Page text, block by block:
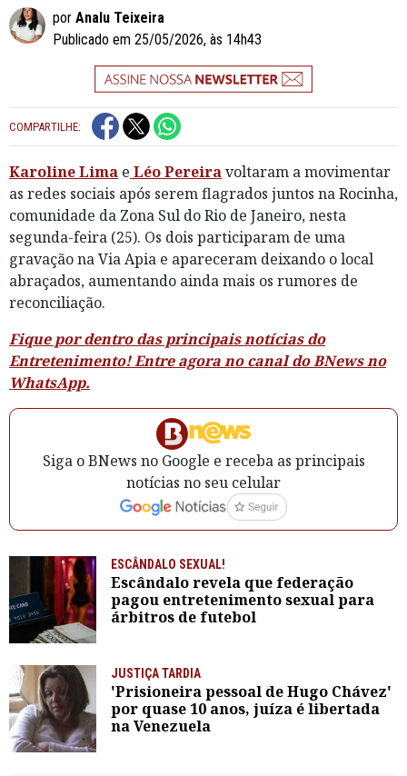
por Analu Teixeira
Publicado em 25/05/2026, às 14h43
COMPARTILHE:
Karoline Lima e Léo Pereiravoltaram a movimentar
as redes sociais após serem flagrados juntos na Rocinha,
comunidade da Zona Sul do Rio de Janeiro, nesta
segunda-feira (25). Os dois participaram de uma
gravação na Via Apia e apareceram deixando o local
abraçados, aumentando ainda mais os rumores de
reconciliação.
Fique por dentro das principais notícias do
Entretenimento! Entre agora no canal do BNews no
WhatsApp.
Siga o BNews no Google e receba as principais
notícias no seu celular
ESCÂNDALO SEXUAL!
Escândalo revela que federação
pagou entretenimento sexual para
árbitros de futebol
JUSTIÇA TARDIA
'Prisioneira pessoal de Hugo Chávez'
por quase 10 anos, juíza é libertada
na Venezuela